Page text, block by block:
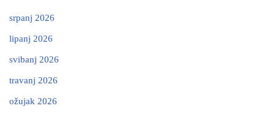
srpanj 2026
lipanj 2026
svibanj 2026
travanj 2026
ožujak 2026